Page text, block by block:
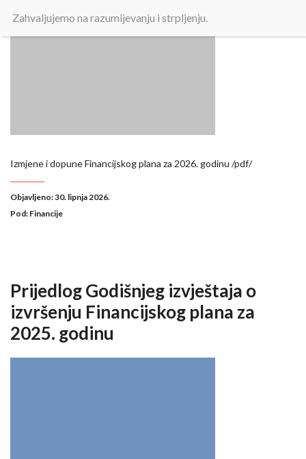
Izmjene i dopune Financijskog plana za 2026. godinu /pdf/
Objavljeno: 30. lipnja 2026.
Pod: Financije
Prijedlog Godišnjeg izvještaja o
izvršenju Financijskog plana za
2025. godinu
Zahvaljujemo na razumijevanju i strpljenju.